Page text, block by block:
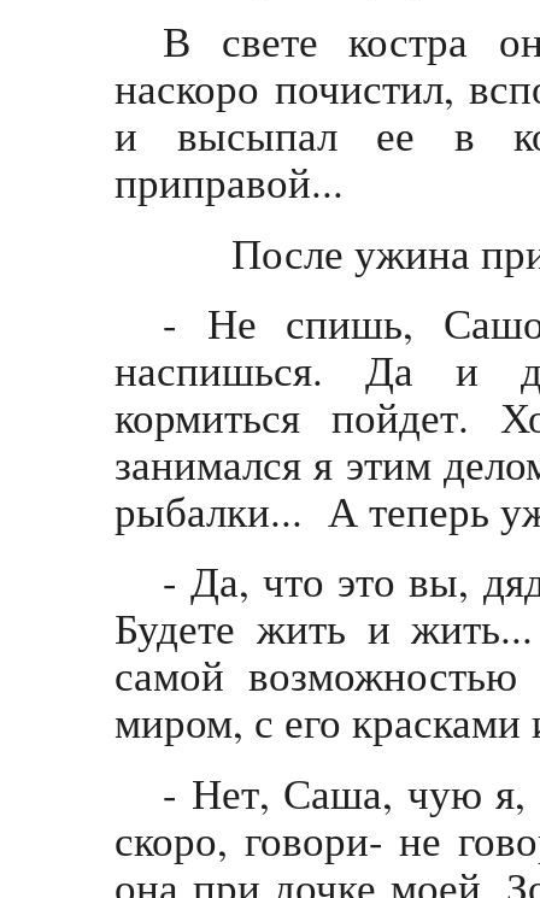
В свете костра
наскоро почистил,
и высыпал ее в
приправой...
После ужина
- Не спишь,
наспишься. Да и
кормиться
занимался я этим
рыбалки... А теперь
- Да, что это вы,
Будете жить и
самой
миром, с его
- Нет, Саша, чую я,
скоро, говори- не
она при дочке моей,